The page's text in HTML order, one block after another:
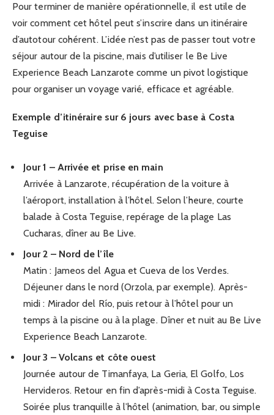
Pour terminer de manière opérationnelle, il est utile de
voir comment cet hôtel peut s’inscrire dans un itinéraire
d’autotour cohérent. L’idée n’est pas de passer tout votre
séjour autour de la piscine, mais d’utiliser le Be Live
Experience Beach Lanzarote comme un pivot logistique
pour organiser un voyage varié, efficace et agréable.
Exemple d’itinéraire sur 6 jours avec base à Costa
Teguise
Jour 1 – Arrivée et prise en main
Arrivée à Lanzarote, récupération de la voiture à
l’aéroport, installation à l’hôtel. Selon l’heure, courte
balade à Costa Teguise, repérage de la plage Las
Cucharas, dîner au Be Live.
Jour 2 – Nord de l’île
Matin : Jameos del Agua et Cueva de los Verdes.
Déjeuner dans le nord (Orzola, par exemple). Après-
midi : Mirador del Río, puis retour à l’hôtel pour un
temps à la piscine ou à la plage. Dîner et nuit au Be Live
Experience Beach Lanzarote.
Jour 3 – Volcans et côte ouest
Journée autour de Timanfaya, La Geria, El Golfo, Los
Hervideros. Retour en fin d’après-midi à Costa Teguise.
Soirée plus tranquille à l’hôtel (animation, bar, ou simple